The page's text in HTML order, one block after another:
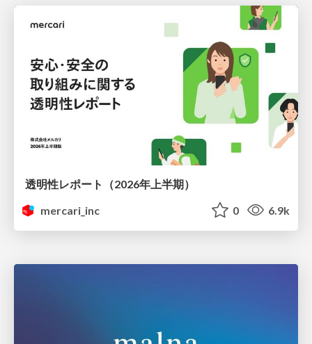
透明性レポート（2026年上半期）
mercari_inc
0 6.9k